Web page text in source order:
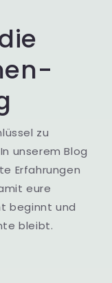
zu
unserem Blog
Erfahrungen
eure
beginnt und
bleibt.